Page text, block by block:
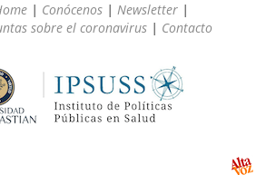
| Conócenos | Newsletter |
sobre el coronavirus | Contacto